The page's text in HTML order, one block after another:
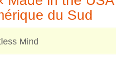
du Sud
Mind